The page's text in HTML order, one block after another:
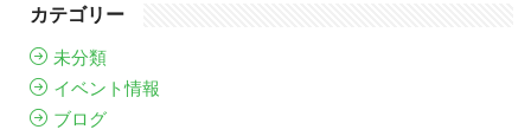
カテゴリー
未分類
イベント情報
ブログ